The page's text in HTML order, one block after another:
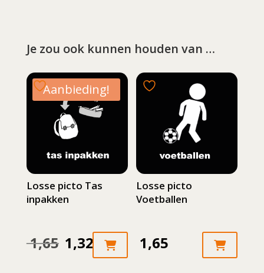
Je zou ook kunnen houden van …
Aanbieding!
Losse picto Tas
inpakken
1,65 Oorspronkelijke
1,32 Huidige
Losse picto
Voetballen
1,65